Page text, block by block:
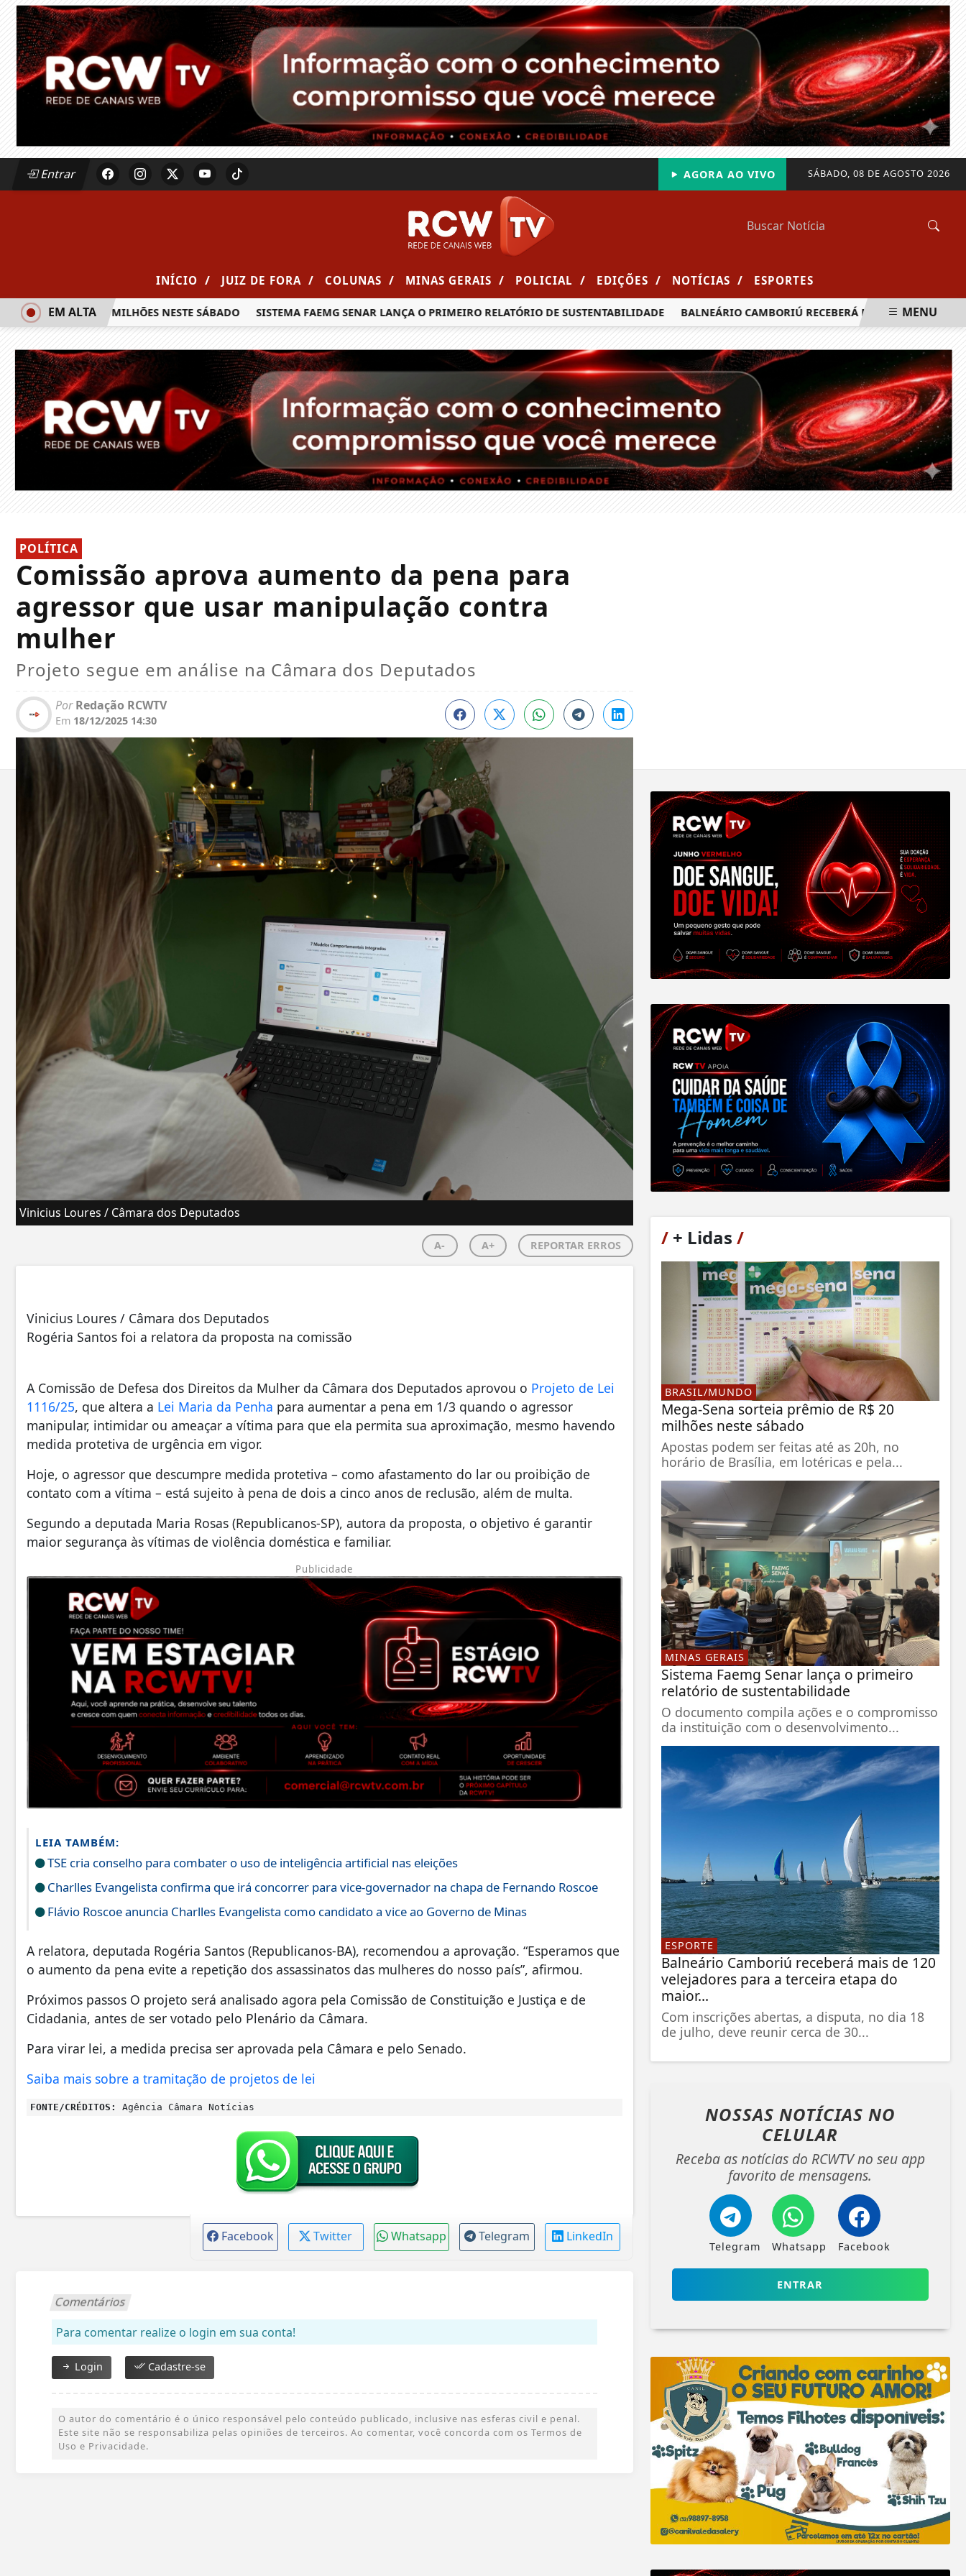
Entrar SÁBADO, 08 DE AGOSTO 2026
AGORA AO VIVO
INÍCIO / JUIZ DE FORA / COLUNAS / MINAS GERAIS / POLICIAL / EDIÇÕES / NOTÍCIAS / ESPORTES
DE R$ 20 MILHÕES NESTE SÁBADO SISTEMA FAEMG SENAR LANÇA O PRIMEIRO RELATÓRIO DE SUSTENTABILIDADE BALNEÁRIO CAMBORIÚ RECEBERÁ MAIS DE 120
EM ALTA MENU
POLÍTICA
Comissão aprova aumento da pena para
agressor que usar manipulação contra
mulher
Projeto segue em análise na Câmara dos Deputados
PorRedação RCWTV
Em 18/12/2025 14:30
Vinicius Loures / Câmara dos Deputados
A- A+ REPORTAR ERROS
Vinicius Loures / Câmara dos Deputados
Rogéria Santos foi a relatora da proposta na comissão
A Comissão de Defesa dos Direitos da Mulher da Câmara dos Deputados aprovou o Projeto de Lei
1116/25, que altera a Lei Maria da Penha para aumentar a pena em 1/3 quando o agressor
manipular, intimidar ou ameaçar a vítima para que ela permita sua aproximação, mesmo havendo
medida protetiva de urgência em vigor.
Hoje, o agressor que descumpre medida protetiva – como afastamento do lar ou proibição de
contato com a vítima – está sujeito à pena de dois a cinco anos de reclusão, além de multa.
Segundo a deputada Maria Rosas (Republicanos-SP), autora da proposta, o objetivo é garantir
maior segurança às vítimas de violência doméstica e familiar.
Publicidade
LEIA TAMBÉM:
TSE cria conselho para combater o uso de inteligência artificial nas eleições
Charlles Evangelista confirma que irá concorrer para vice-governador na chapa de Fernando Roscoe
Flávio Roscoe anuncia Charlles Evangelista como candidato a vice ao Governo de Minas
A relatora, deputada Rogéria Santos (Republicanos-BA), recomendou a aprovação. “Esperamos que
o aumento da pena evite a repetição dos assassinatos das mulheres do nosso país”, afirmou.
Próximos passos O projeto será analisado agora pela Comissão de Constituição e Justiça e de
Cidadania, antes de ser votado pelo Plenário da Câmara.
Para virar lei, a medida precisa ser aprovada pela Câmara e pelo Senado.
Saiba mais sobre a tramitação de projetos de lei
FONTE/CRÉDITOS: Agência Câmara Notícias
Facebook Twitter Whatsapp Telegram LinkedIn
Comentários
Para comentar realize o login em sua conta!
Login Cadastre-se
O autor do comentário é o único responsável pelo conteúdo publicado, inclusive nas esferas civil e penal.
Este site não se responsabiliza pelas opiniões de terceiros. Ao comentar, você concorda com os Termos de
Uso e Privacidade.
/+ Lidas /
BRASIL/MUNDO
Mega-Sena sorteia prêmio de R$ 20
milhões neste sábado
Apostas podem ser feitas até as 20h, no
horário de Brasília, em lotéricas e pela...
MINAS GERAIS
Sistema Faemg Senar lança o primeiro
relatório de sustentabilidade
O documento compila ações e o compromisso
da instituição com o desenvolvimento...
ESPORTE
Balneário Camboriú receberá mais de 120
velejadores para a terceira etapa do
maior...
Com inscrições abertas, a disputa, no dia 18
de julho, deve reunir cerca de 30...
NOSSAS NOTÍCIAS NO
CELULAR
Receba as notícias do RCWTV no seu app
favorito de mensagens.
Telegram Whatsapp Facebook
ENTRAR